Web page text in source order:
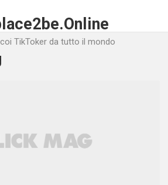
TikToker da tutto il mondo